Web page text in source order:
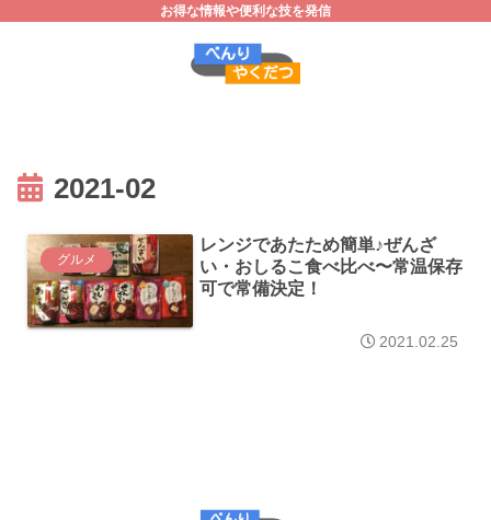
お得な情報や便利な技を発信
2021-02
グルメ
レンジであたため簡単♪ぜんざ
い・おしるこ食べ比べ〜常温保存
可で常備決定！
2021.02.25